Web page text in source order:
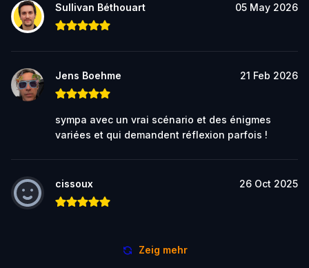
Sullivan Béthouart 05 May 2026
Jens Boehme 21 Feb 2026
sympa avec un vrai scénario et des énigmes
variées et qui demandent réflexion parfois !
cissoux 26 Oct 2025
Zeig mehr